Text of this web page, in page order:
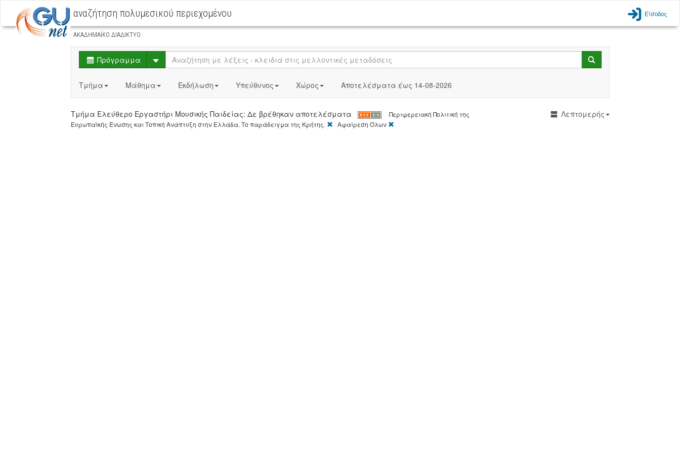
αναζήτηση πολυμεσικού περιεχομένου
ΑΚΑΔΗΜΑΪΚΟ ΔΙΑΔΙΚΤΥΟ
Είσοδος
Πρόγραμμα Select Search
Τμήμα Μάθημα Εκδήλωση Υπεύθυνος Χώρος Αποτελέσματα έως 14-08-2026
Τμήμα Ελεύθερο Εργαστήρι Μουσικής Παιδείας: Δε βρέθηκαν αποτελέσματα
Περιφερειακή Πολιτική της
Ευρωπαϊκής Ένωσης και Τοπική Ανάπτυξη στην Ελλάδα. Το παράδειγμα της Κρήτης.
[X]Αφαίρεση Όλων [X]
Λεπτομερής